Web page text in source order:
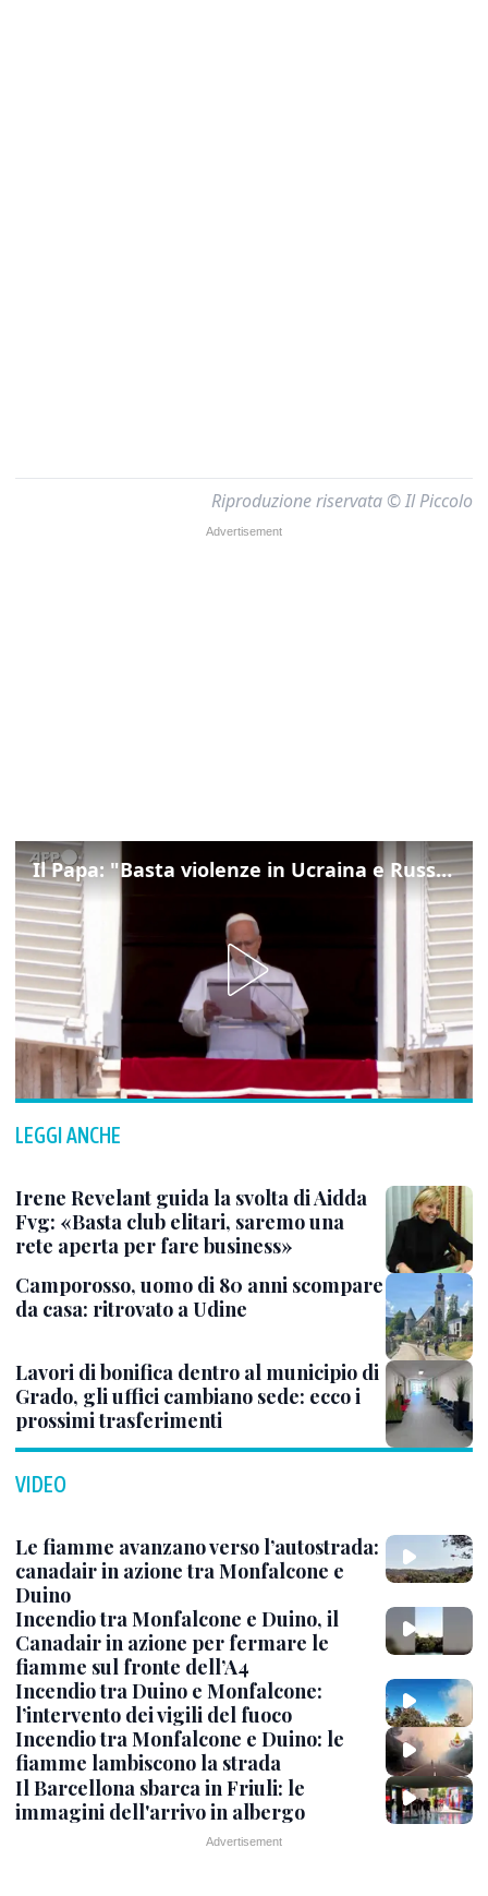
Riproduzione riservata © Il Piccolo
Il Papa: "Basta violenze in Ucraina e Russia, spazio a diplomazia"
LEGGI ANCHE
Irene Revelant guida la svolta di Aidda
Fvg: «Basta club elitari, saremo una
rete aperta per fare business»
Camporosso, uomo di 80 anni scompare
da casa: ritrovato a Udine
Lavori di bonifica dentro al municipio di
Grado, gli uffici cambiano sede: ecco i
prossimi trasferimenti
VIDEO
Le fiamme avanzano verso l’autostrada:
canadair in azione tra Monfalcone e
Duino
Incendio tra Monfalcone e Duino, il
Canadair in azione per fermare le
fiamme sul fronte dell’A4
Incendio tra Duino e Monfalcone:
l’intervento dei vigili del fuoco
Incendio tra Monfalcone e Duino: le
fiamme lambiscono la strada
Il Barcellona sbarca in Friuli: le
immagini dell'arrivo in albergo